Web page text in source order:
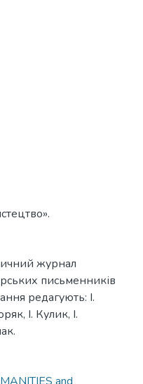
журнал
письменників
редагують: І.
І. Кулик, І.